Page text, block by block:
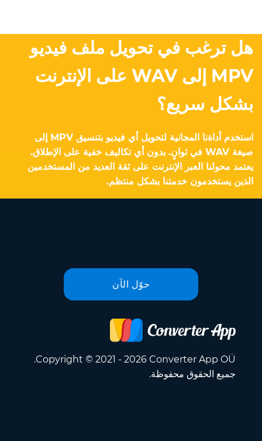
هل ترغب في تحويل ملف فيديو
MPV إلى WAV على الإنترنت
بشكل سريع؟
استخدم أداةنا المجانية لتحويل أي فيديو بتنسيق MPV إلى
صيغة WAV في ثوانٍ. بدون أي تكاليف خفية على الإطلاق.
يعتمد محولنا العبر الإنترنت على ثقة العديد من المستخدمين
الذين يستخدمون خدمتنا بشكل منتظم.
حوّل الآن
Copyright © 2021 - 2026 Converter App OÜ.
جميع الحقوق محفوظة.